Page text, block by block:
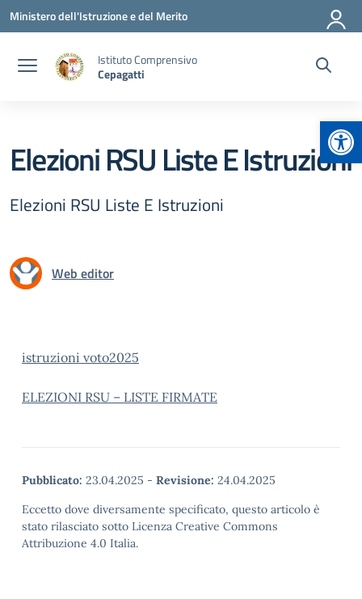
Vai ai contenuti
Vai al menu di navigazione
Vai al footer
Ministero dell'Istruzione e del Merito
Istituto Comprensivo
Cepagatti
Elezioni RSU Liste E Istruzioni
Elezioni RSU Liste E Istruzioni
Web editor
istruzioni voto2025
ELEZIONI RSU – LISTE FIRMATE
Pubblicato: 23.04.2025 - Revisione: 24.04.2025
Eccetto dove diversamente specificato, questo articolo è
stato rilasciato sotto Licenza Creative Commons
Attribuzione 4.0 Italia.